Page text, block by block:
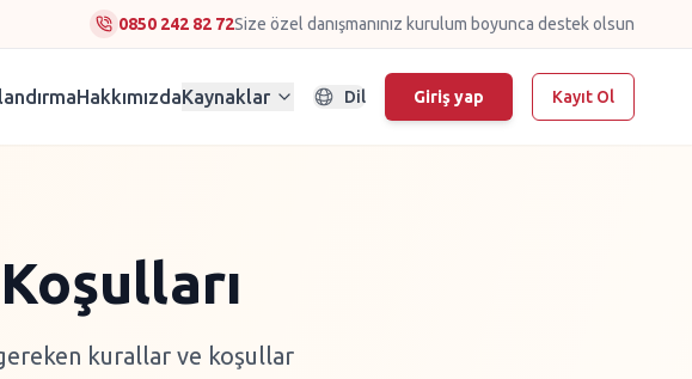
0850 242 82 72Size özel danışmanınız kurulum boyunca destek olsun
HakkımızdaKaynaklar Dil Giriş yap Kayıt Ol
kurallar ve koşullar